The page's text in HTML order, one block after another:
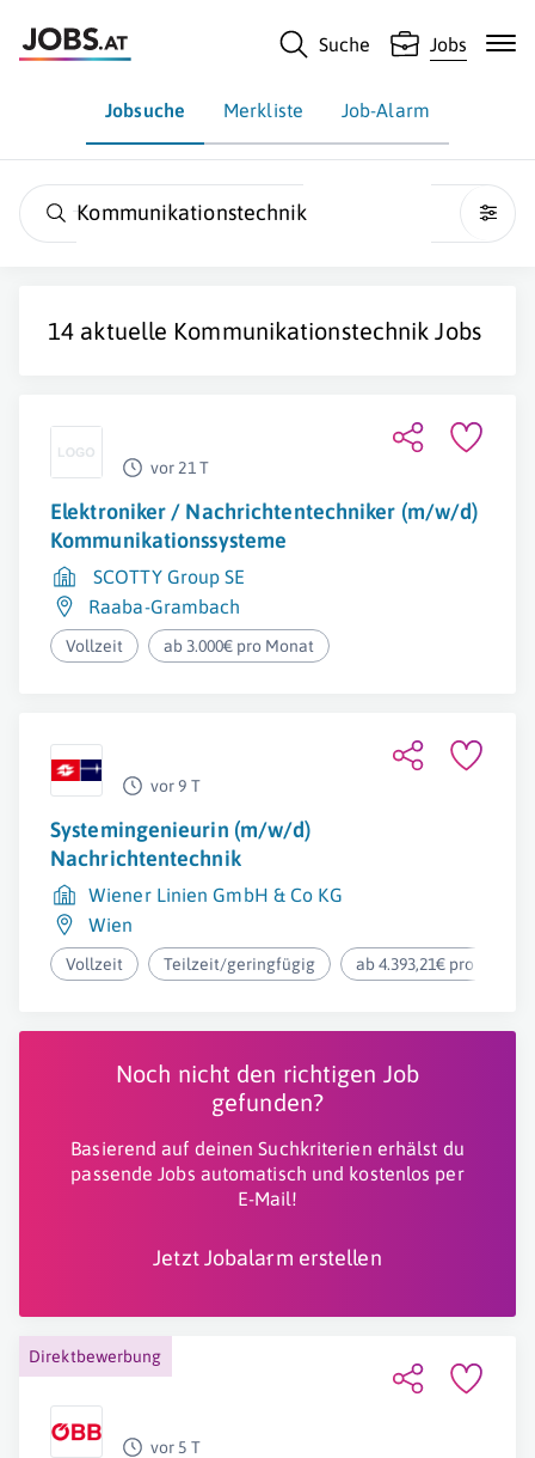
Suche Jobs
Jobsuche Merkliste Job-Alarm
Kommunikationstechnik
14 aktuelle Kommunikationstechnik Jobs
vor 21 T
Elektroniker / Nachrichtentechniker (m/w/d)
Kommunikationssysteme
SCOTTY Group SE
Raaba-Grambach
Vollzeit ab 3.000€ pro Monat
vor 9 T
Systemingenieurin (m/w/d)
Nachrichtentechnik
Wiener Linien GmbH & Co KG
Wien
Vollzeit Teilzeit/geringfügig ab 4.393,21€ pro Monat
Noch nicht den richtigen Job
gefunden?
Basierend auf deinen Suchkriterien erhälst du
passende Jobs automatisch und kostenlos per
E-Mail!
Jetzt Jobalarm erstellen
Direktbewerbung
vor 5 T